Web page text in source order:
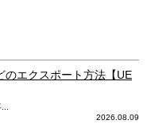
のエクスポート方法【UE
2026.08.09